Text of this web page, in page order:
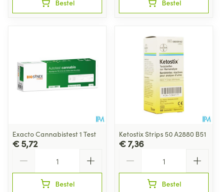
Bestel Bestel
Exacto Cannabistest 1 Test
€ 5,72
Bestel
Ketostix Strips 50 A2880 B51
€ 7,36
Bestel